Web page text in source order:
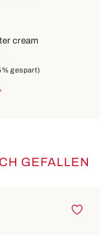
cream
gespart)
GEFALLEN